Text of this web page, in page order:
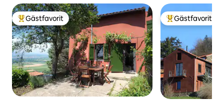
Populär gästfavorit
Gästfavorit Populär
Gästfavorit